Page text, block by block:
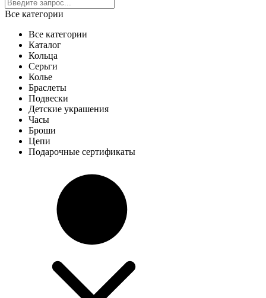
Все категории
Все категории
Каталог
Кольца
Серьги
Колье
Браслеты
Подвески
Детские украшения
Часы
Броши
Цепи
Подарочные сертификаты